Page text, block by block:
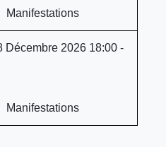
Décembre 2026 18:00 -